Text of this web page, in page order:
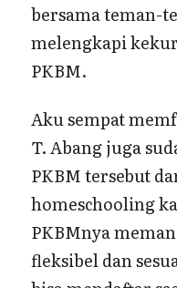
bersama teman-
melengkapi
PKBM.
Aku sempat
T. Abang juga
PKBM tersebut
homeschooling
PKBMnya
fleksibel dan